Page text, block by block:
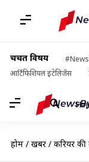
चर्चित विषय
आर्टिफिशियल इंटेलिजेंस
होम / खबरें / करियर